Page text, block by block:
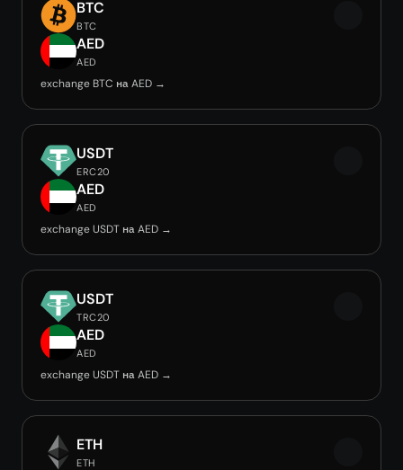
BTC
BTC
AED
AED
exchange BTC на AED →
USDT
ERC20
AED
AED
exchange USDT на AED →
USDT
TRC20
AED
AED
exchange USDT на AED →
ETH
ETH